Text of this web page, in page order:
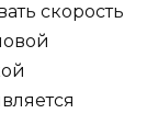
скорость